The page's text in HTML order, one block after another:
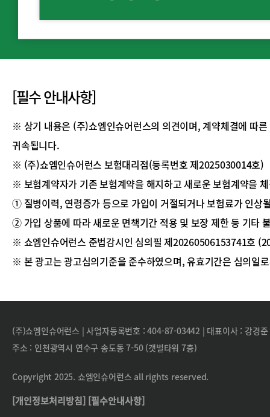
[필수 안내사항]
※ 상기 내용은 (주)쇼엠인슈어런스의 의견이며, 계약체결에 따
귀속됩니다.
※ (주)쇼엠인슈어런스 보험대리점(등록번호 제2025030014호)
※ 보험계약자가 기존 보험계약을 해지하고 새로운 보험계약을
① 질병이력, 연령증가 등으로 가입이 거절되거나 보험료가 인상
② 가입 상품에 따라 새로운 면책기간 적용 및 보장 제한 등 기타
※ 쇼엠인슈어런스 준법감시인 심의필 제20260506153741호
※ 본 광고는 광고심의기준을 준수하였으며, 유효기간은 심의일
(주)쇼엠인슈어런스 | 사업자등록번호 : 404-87-03442 | 대표이사 : 강경준
주소 : 인천광역시 연수구 송도동 7-50 (갯벌타워 7층)
Copyright 2025. 쇼엠인슈어런스 all rights reserved.
[개인정보처리방침] [필수안내사항]